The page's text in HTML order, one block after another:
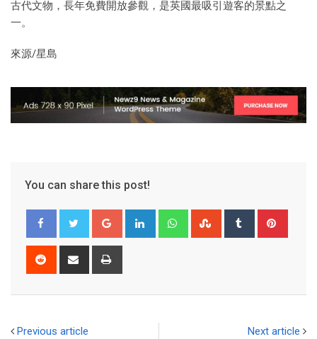
古代文物，長年免費開放參觀，是英國最吸引遊客的景點之
一。
來源/星島
You can share this post!
Previous article Next article